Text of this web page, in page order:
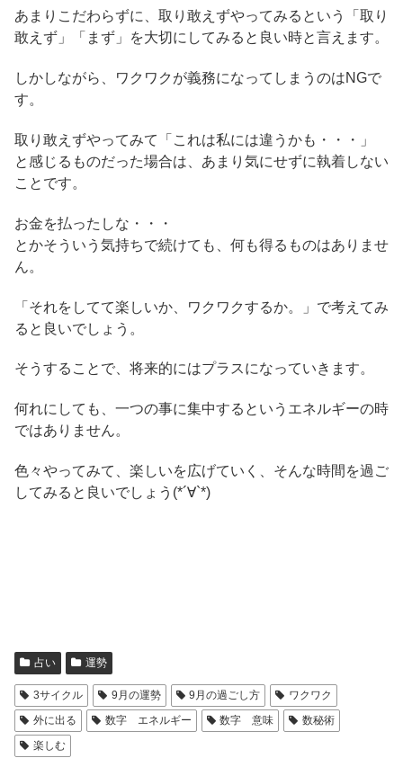
あまりこだわらずに、取り敢えずやってみるという「取り
敢えず」「まず」を大切にしてみると良い時と言えます。
しかしながら、ワクワクが義務になってしまうのはNGで
す。
取り敢えずやってみて「これは私には違うかも・・・」
と感じるものだった場合は、あまり気にせずに執着しない
ことです。
お金を払ったしな・・・
とかそういう気持ちで続けても、何も得るものはありませ
ん。
「それをしてて楽しいか、ワクワクするか。」で考えてみ
ると良いでしょう。
そうすることで、将来的にはプラスになっていきます。
何れにしても、一つの事に集中するというエネルギーの時
ではありません。
色々やってみて、楽しいを広げていく、そんな時間を過ご
してみると良いでしょう(*´∀`*)
占い 運勢
3サイクル 9月の運勢 9月の過ごし方
ワクワク
外に出る
数字 エネルギー 数字 意味
数秘術
楽しむ